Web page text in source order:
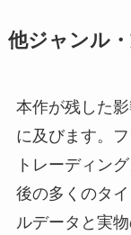
他ジャンル
本作が残した
に及びます。
トレーディン
後の多くのタ
ルデータと実